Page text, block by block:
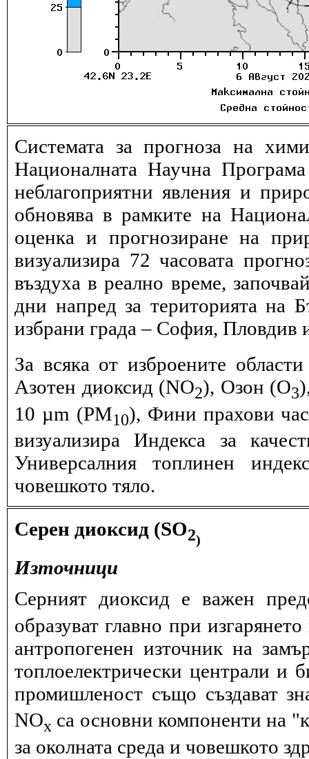
Системата за прогноза на
Националната Научна
неблагоприятни явления и
обновява в рамките на
оценка и прогнозиране на
визуализира 72 часовата
въздуха в реално време,
дни напред за територията на
избрани града – София, Пловдив
За всяка от изброените
Азотен диоксид (NO2), Озон (O3
10 µm (PM10), Фини прахови
визуализира Индекса за
Универсалния топлинен
човешкото тяло.
Серен диоксид (SO2)
Източници
Серният диоксид е важен
образуват главно при
антропогенен източник на
топлоелектрически централи и
промишленост също създават
NОx са основни компоненти на
за околната среда и човешкото